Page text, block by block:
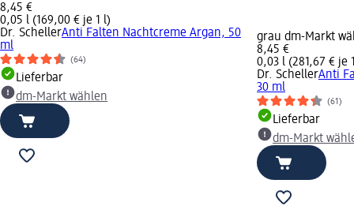
8,45 €
0,05 l (169,00 € je 1 l)
Dr. SchellerAnti Falten Nachtcreme Argan, 50
ml
(64)
Lieferbar
dm-Markt wählen
grau dm-Markt
8,45 €
0,03 l (281,67 € je
Dr. SchellerAnti
30 ml
(61)
Lieferbar
dm-Markt